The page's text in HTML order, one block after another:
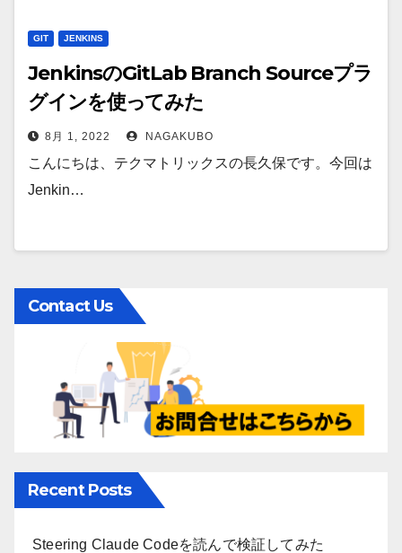
GIT JENKINS
JenkinsのGitLab Branch Sourceプラ
グインを使ってみた
8月 1, 2022 NAGAKUBO
こんにちは、テクマトリックスの長久保です。今回は
Jenkin…
Contact Us
Recent Posts
Steering Claude Codeを読んで検証してみた